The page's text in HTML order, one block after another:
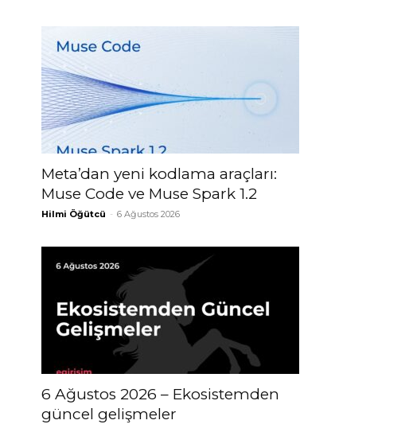
Meta’dan yeni kodlama araçları:
Muse Code ve Muse Spark 1.2
Hilmi Öğütcü - 6 Ağustos 2026
6 Ağustos 2026 – Ekosistemden
güncel gelişmeler